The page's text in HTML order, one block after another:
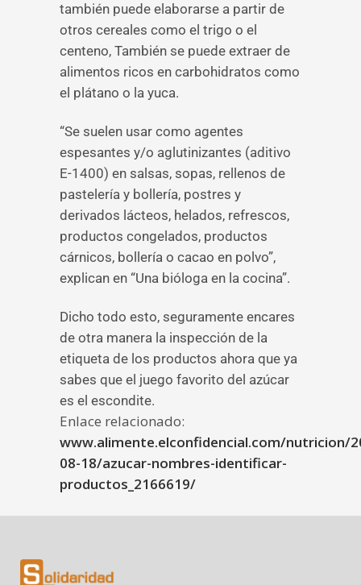
también puede elaborarse a partir de
otros cereales como el trigo o el
centeno, También se puede extraer de
alimentos ricos en carbohidratos como
el plátano o la yuca.
“Se suelen usar como agentes
espesantes y/o aglutinizantes (aditivo
E-1400) en salsas, sopas, rellenos de
pastelería y bollería, postres y
derivados lácteos, helados, refrescos,
productos congelados, productos
cárnicos, bollería o cacao en polvo”,
explican en “Una bióloga en la cocina”.
Dicho todo esto, seguramente encares
de otra manera la inspección de la
etiqueta de los productos ahora que ya
sabes que el juego favorito del azúcar
es el escondite.
Enlace relacionado:
www.alimente.elconfidencial.com/nutricion/
08-18/azucar-nombres-identificar-
productos_2166619/